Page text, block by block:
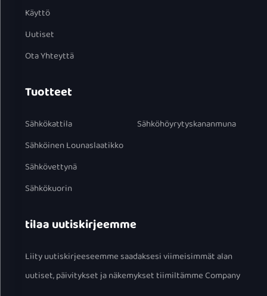
Käyttö
Uutiset
Ota Yhteyttä
Tuotteet
Sähkökattila
Sähköinen Lounaslaatikko
Sähkövettynä
Sähkökuorin
Sähköhöyrytyskananmuna
tilaa uutiskirjeemme
Liity uutiskirjeeseemme saadaksesi viimeisimmät alan
uutiset, päivitykset ja näkemykset tiimiltämme Company